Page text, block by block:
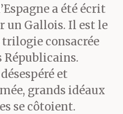
a été écrit
un Gallois. Il est le
trilogie consacrée
Républicains.
et
grands idéaux
se côtoient.